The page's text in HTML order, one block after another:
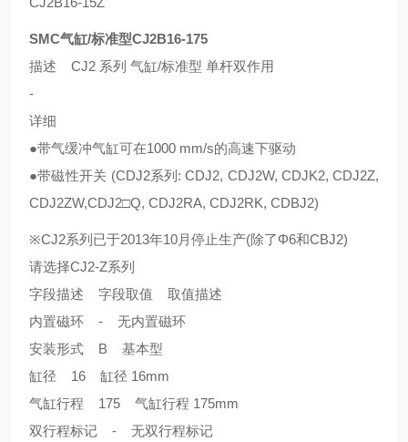
SMC气缸/标准型CJ2B16-175
描述 CJ2 系列 气缸/标准型 单杆双作用
-
详细
●带气缓冲气缸可在1000 mm/s的高速下驱动
●带磁性开关 (CDJ2系列: CDJ2, CDJ2W, CDJK2, CDJ2Z,
CDJ2ZW,CDJ2□Q, CDJ2RA, CDJ2RK, CDBJ2)
※CJ2系列已于2013年10月停止生产(除了Φ6和CBJ2)
请选择CJ2-Z系列
字段描述 字段取值 取值描述
内置磁环 - 无内置磁环
安装形式 B 基本型
缸径 16 缸径 16mm
气缸行程 175 气缸行程 175mm
双行程标记 - 无双行程标记